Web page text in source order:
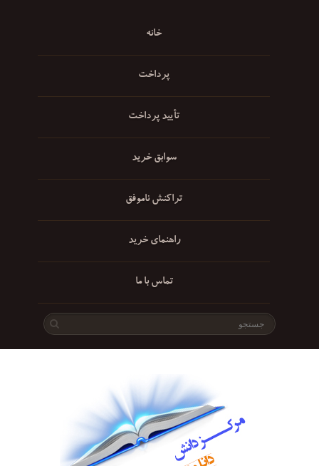
خانه
پرداخت
تأیید پرداخت
سوابق خرید
تراکنش ناموفق
راهنمای خرید
تماس با ما